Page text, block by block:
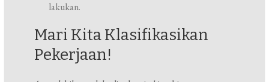
lakukan.
Mari Kita Klasifikasikan
Pekerjaan!